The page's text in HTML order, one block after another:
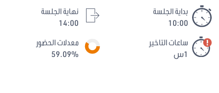
بداية الجلسة
10:00
نهاية الجلسة
14:00
ساعات التاخير
1س
معدلات الحضور
59.09%